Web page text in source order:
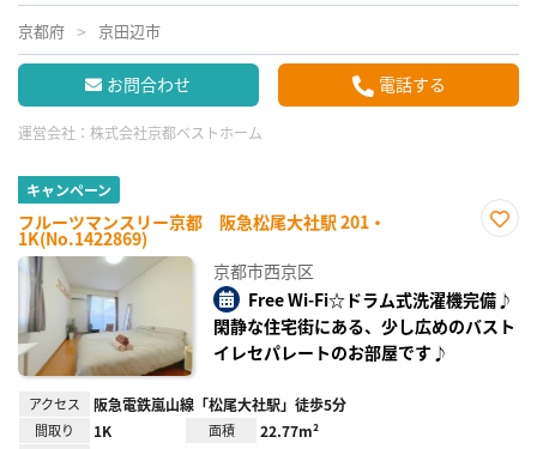
京都府 京田辺市
お問合わせ 電話する
運営会社： 株式会社京都ベストホーム
キャンペーン
フルーツマンスリー京都 阪急松尾大社駅 201・
1K(No.1422869)
録
京都市西京区
Free Wi-Fi☆ドラム式洗濯機完備♪
閑静な住宅街にある、少し広めのバスト
イレセパレートのお部屋です♪
アクセス 阪急電鉄嵐山線「松尾大社駅」徒歩5分
間取り 1K 面積 22.77m²